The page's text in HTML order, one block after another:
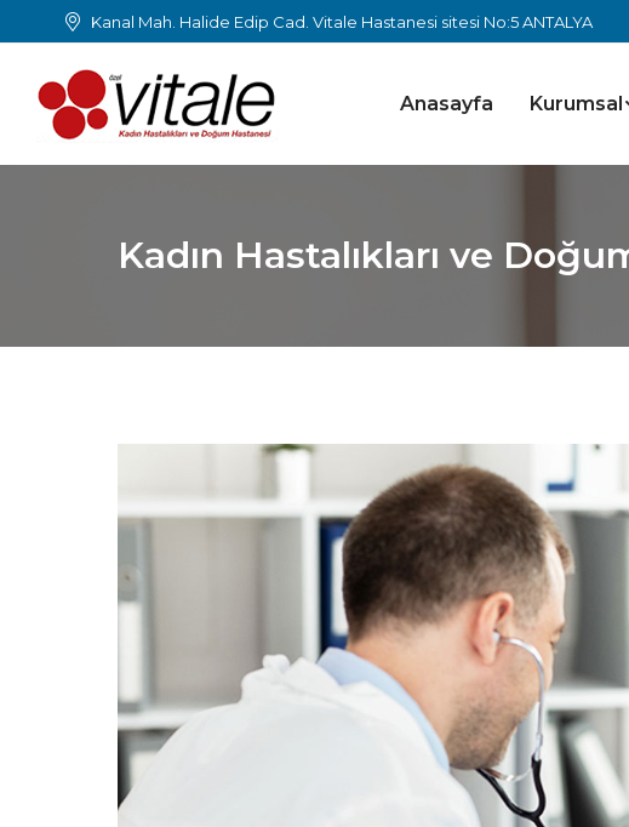
Kanal Mah. Halide Edip Cad. Vitale Hastanesi sitesi No:5 ANTALYA
Anasayfa Kurumsal
Kadın Hastalıkları ve